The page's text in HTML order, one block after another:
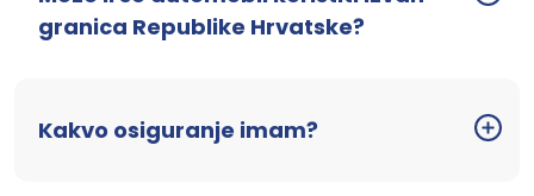
granica Republike Hrvatske?
Kakvo osiguranje imam?